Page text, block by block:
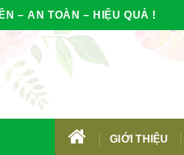
– AN TOÀN – HIỆU QUẢ !
HOME
GIỚI THIỆU